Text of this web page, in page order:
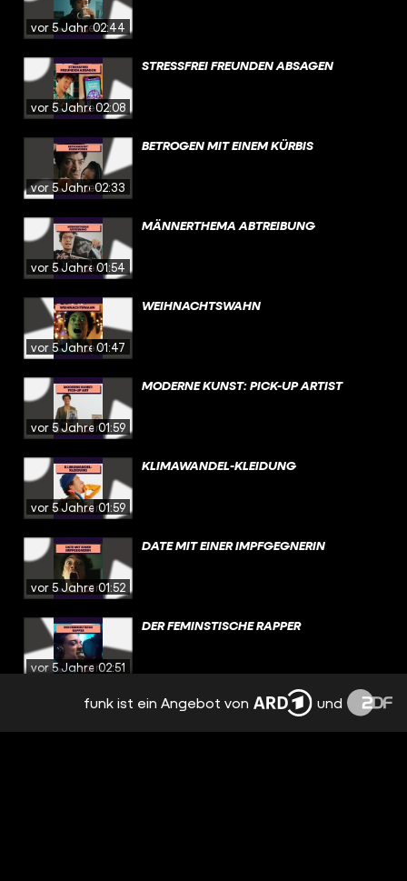
vor 5 Jahren02:44
vor 5 Jahren02:08
STRESSFREI FREUNDEN ABSAGEN
vor 5 Jahren02:33
BETROGEN MIT EINEM KÜRBIS
vor 5 Jahren01:54
MÄNNERTHEMA ABTREIBUNG
vor 5 Jahren01:47
WEIHNACHTSWAHN
vor 5 Jahren01:59
MODERNE KUNST: PICK-UP ARTIST
vor 5 Jahren01:59
KLIMAWANDEL-KLEIDUNG
vor 5 Jahren01:52
DATE MIT EINER IMPFGEGNERIN
vor 5 Jahren02:51
DER FEMINSTISCHE RAPPER
THE CATHOLIC WAY
funk ist ein Angebot von und